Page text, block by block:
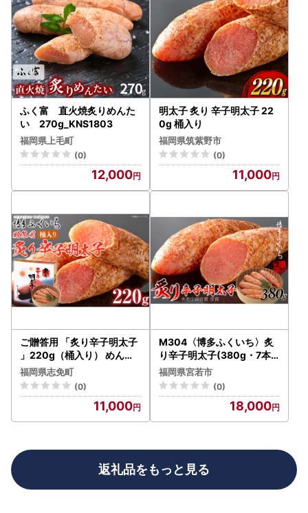
ふく富 直火焼炙りめんた
い 270g_KNS1803
福岡県上毛町
(0)
12,000
明太子 炙り 辛子明太子 22
0g 桶入り
福岡県筑紫野市
(0)
11,000
ご贈答用 「炙り辛子明太子
」220g（桶入り） めんた
いこ 惣菜 お取り寄せ グル
メ 福岡 送料無料
福岡県志免町
(0)
11,000
M304〈博多ふくいち〉炙
り辛子明太子(380g・7本
前後)
福岡県宮若市
(0)
18,000
返礼品をもっと見る